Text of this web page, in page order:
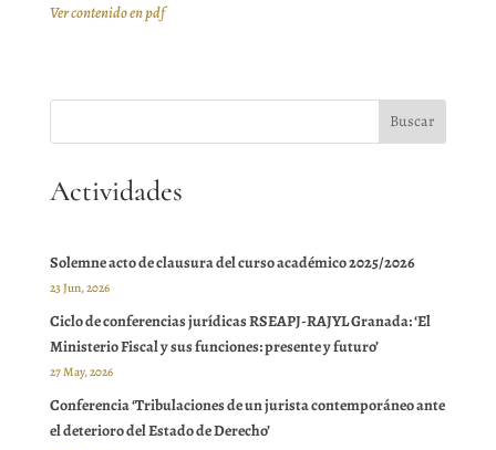
Ver contenido en pdf
Actividades
Solemne acto de clausura del curso académico 2025/2026
23 Jun, 2026
Ciclo de conferencias jurídicas RSEAPJ-RAJYL Granada: ‘El
Ministerio Fiscal y sus funciones: presente y futuro’
27 May, 2026
Conferencia ‘Tribulaciones de un jurista contemporáneo ante
el deterioro del Estado de Derecho’